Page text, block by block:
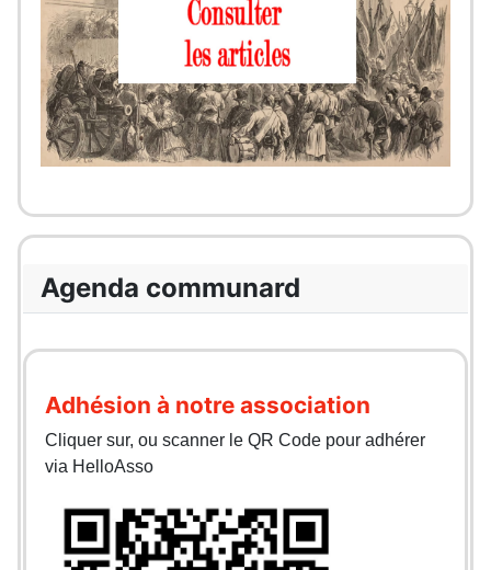
Agenda communard
Adhésion à notre association
Cliquer sur, ou scanner le QR Code pour adhérer
via HelloAsso